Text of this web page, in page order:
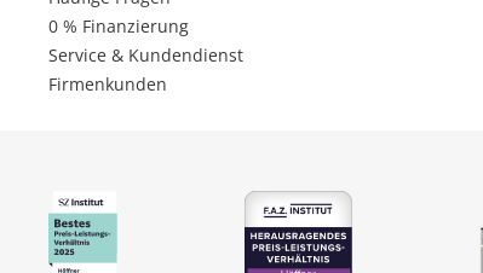
0 % Finanzierung
Service & Kundendienst
Firmenkunden